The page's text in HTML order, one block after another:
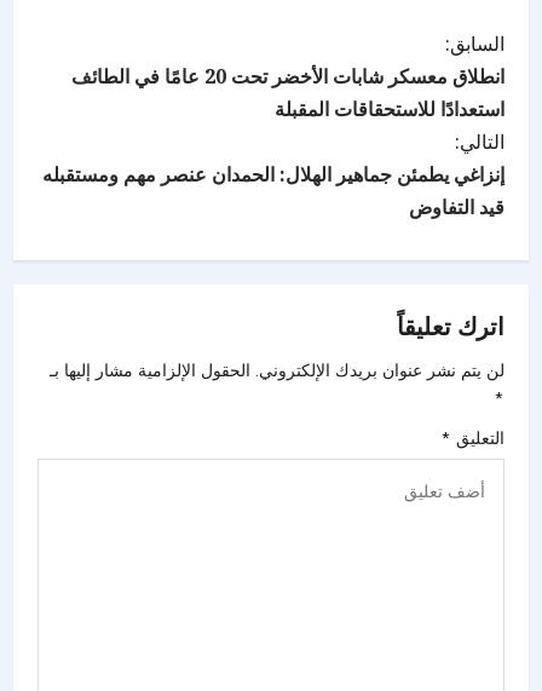
السابق:
انطلاق معسكر شابات الأخضر تحت 20 عامًا في الطائف
استعدادًا للاستحقاقات المقبلة
التالي:
إنزاغي يطمئن جماهير الهلال: الحمدان عنصر مهم ومستقبله
قيد التفاوض
اترك تعليقاً
لن يتم نشر عنوان بريدك الإلكتروني. الحقول الإلزامية مشار إليها بـ
*
التعليق *